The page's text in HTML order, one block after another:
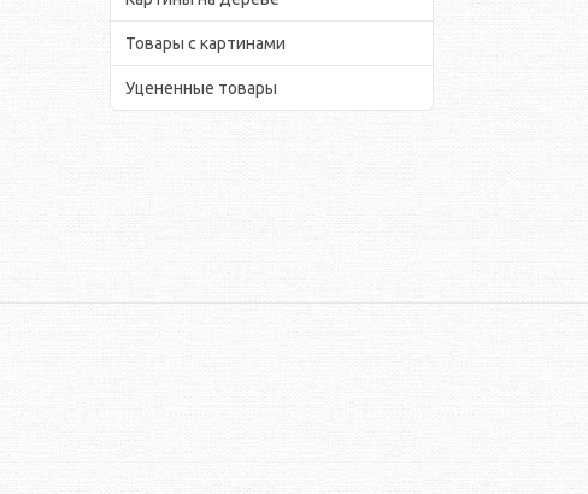
Товары с картинами
Уцененные товары